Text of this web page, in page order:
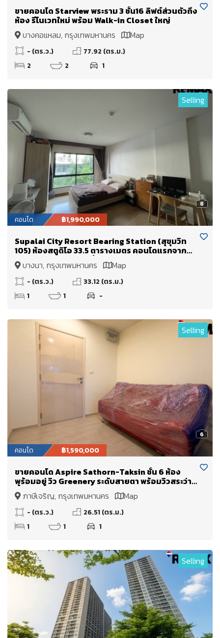
ขายคอนโด Starview พระราม 3 ชั้น16 ลิฟต์ส่วนตัวถึง
ห้อง รีโนเวทใหม่ พร้อม Walk-in Closet ใหญ่
บางคอแหลม, กรุงเทพมหานคร
Map
- (ตร.ว.)
77.92 (ตร.ม.)
2
2 1
8
Selling
คอนโด ฿1,990,000
Supalai City Resort Bearing Station (สุขุมวิท
105) ห้องสตูดิโอ 33.5 ตารางเมตร คอนโดแรกจาก
ปากซอย!! ลงBTS แบริ่งถึงซอยเลย
บางนา, กรุงเทพมหานคร Map
- (ตร.ว.)
33.12 (ตร.ม.)
1
1 -
6
Selling
คอนโด ฿1,590,000
ขายคอนโด Aspire Sathorn-Taksin ชั้น 6 ห้อง
พร้อมอยู่ วิว Greenery ระดับสายตา พร้อมวิวสระว่าย
น้ำ ภาษีเจริญ, กรุงเทพมหานคร Map
- (ตร.ว.)
26.51 (ตร.ม.)
1
1 1
Selling